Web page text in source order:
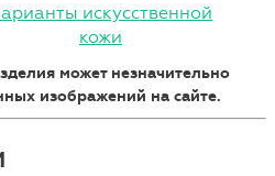
искусственной
кожи
может незначительно
изображений на сайте.